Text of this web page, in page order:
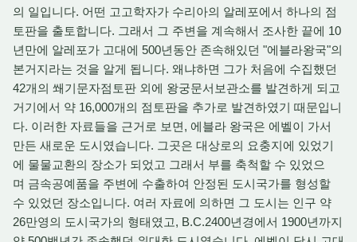
의 일입니다. 어떤 고고학자가 수리아의 알레포에서 하나의 점
토판을 출토합니다. 그래서 그 주변을 계속해서 조사한 끝에 10
년만에 알레포가 고대에 500년동안 존속해있던 "에블라왕국"의
본거지라는 것을 알게 됩니다. 왜냐하면 그가 처음에 수집했던
42개의 쐐기문자점토판 외에 왕궁문서보관소를 발견하게 되고
거기에서 약 16,000개의 점토판을 추가로 발견하였기 때문입니
다. 이러한 자료들을 근거로 보면, 에블라 왕국은 에벨이 가서
만든 새로운 도시였습니다. 그곳은 대상로의 요충지에 있었기
에 물물교환의 장소가 되었고 그래서 부를 축척할 수 있었으
며 금속공예품을 주변에 수출하여 안정된 도시국가를 형성할
수 있었던 장소입니다. 여러 자료에 의하면 그 도시는 인구 약
26만영의 도시국가의 형태였고, B.C.2400년경에서 1900년까지